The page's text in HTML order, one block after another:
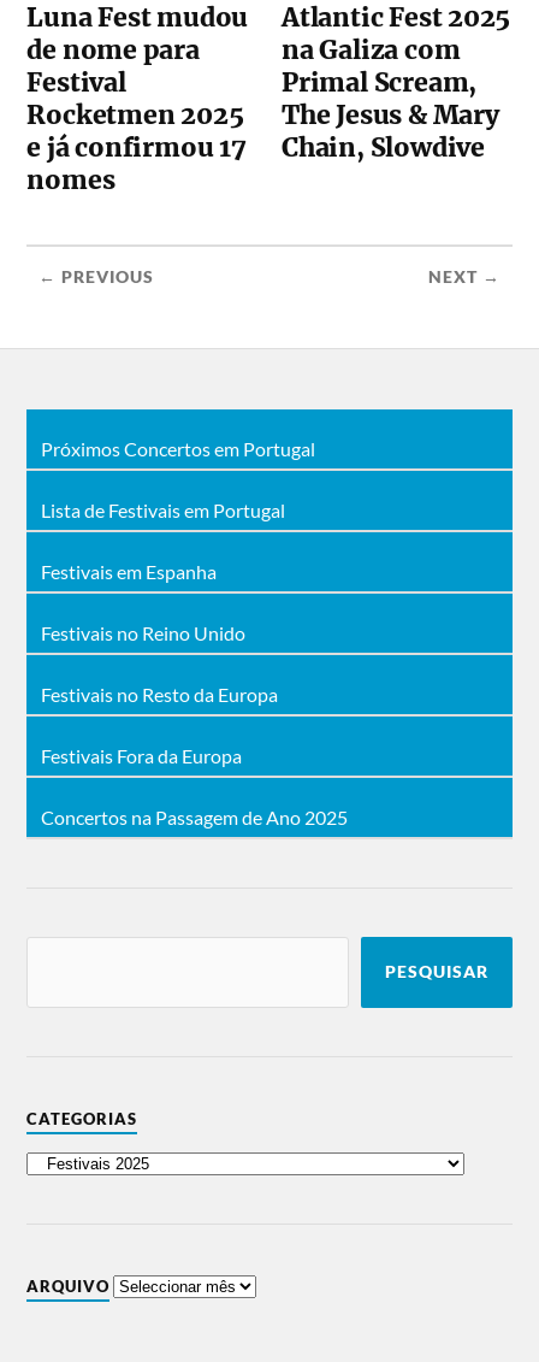
Luna Fest mudou
de nome para
Festival
Rocketmen 2025
e já confirmou 17
nomes
Atlantic Fest 2025
na Galiza com
Primal Scream,
The Jesus & Mary
Chain, Slowdive
← PREVIOUS NEXT →
Próximos Concertos em Portugal
Lista de Festivais em Portugal
Festivais em Espanha
Festivais no Reino Unido
Festivais no Resto da Europa
Festivais Fora da Europa
Concertos na Passagem de Ano 2025
PESQUISAR
CATEGORIAS
ARQUIVO